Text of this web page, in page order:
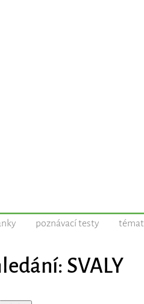
poznávací testy
SVALY